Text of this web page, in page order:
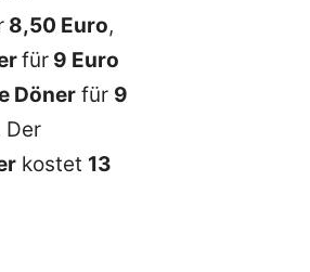
8,50 Euro,
für 9 Euro
Döner für 9
Der
kostet 13